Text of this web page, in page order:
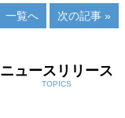
一覧へ 次の記事 »
ニュースリリース
TOPICS